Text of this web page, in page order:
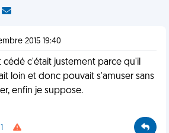
2015 19:40
cédé c'était justement parce qu'il
loin et donc pouvait s'amuser sans
enfin je suppose.
1